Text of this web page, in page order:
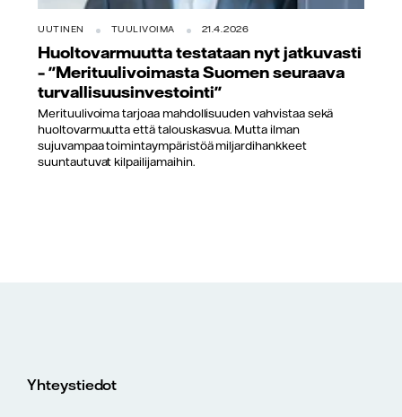
UUTINEN TUULIVOIMA 21.4.2026
Huoltovarmuutta testataan nyt jatkuvasti
– "Merituulivoimasta Suomen seuraava
turvallisuusinvestointi"
Merituulivoima tarjoaa mahdollisuuden vahvistaa sekä
huoltovarmuutta että talouskasvua. Mutta ilman
sujuvampaa toimintaympäristöä miljardihankkeet
suuntautuvat kilpailijamaihin.
Yhteystiedot